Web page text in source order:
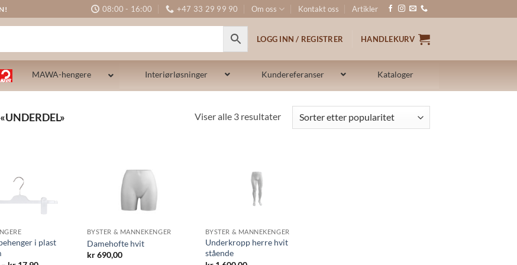
08:00 - 16:00 +47 33 29 99 90 Om oss Kontakt oss Artikler
LOGG INN / REGISTRER HANDLEKURV
MAWA-hengere Interiørløsninger Kundereferanser Kataloger
Viser alle 3 resultaterSortert
etter
i plast
BYSTER & MANNEKENGER
Damehofte hvit
kr690,00
BYSTER & MANNEKENGER
Underkropp herre hvit
stående